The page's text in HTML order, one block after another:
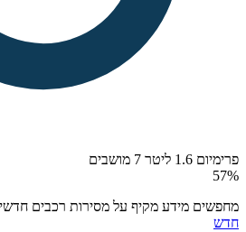
פרימיום 1.6 ליטר 7 מושבים
57%
מחפשים מידע מקיף על מסירות רכבים
חדש